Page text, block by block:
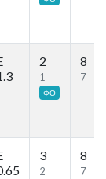
2
1
ФО
8
7
3
2
8
7